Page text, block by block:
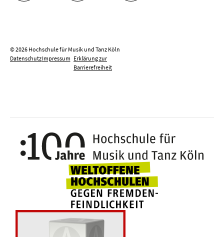
© 2026 Hochschule für Musik und Tanz Köln
DatenschutzImpressum Erklärung zur
Barrierefreiheit